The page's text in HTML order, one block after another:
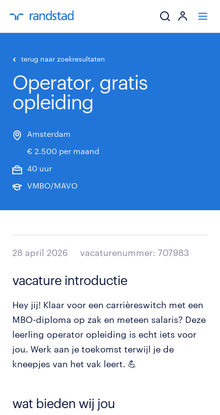
werkgevers
terug naar zoekresultaten
Operator, gratis
opleiding
Amsterdam
€ 2.500 per maand
40 uur
VMBO/MAVO
28 april 2026 vacaturenummer: 707983
vacature introductie
Hey jij! Klaar voor een carrièreswitch met een
MBO-diploma op zak en meteen salaris? Deze
leerling operator opleiding is echt iets voor
jou. Werk aan je toekomst terwijl je de
kneepjes van het vak leert. 💪
wat bieden wij jou